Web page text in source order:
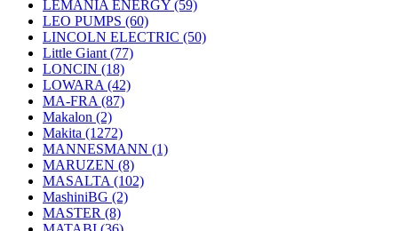
LEMANIA ENERGY (59)
LEO PUMPS (60)
LINCOLN ELECTRIC (50)
Little Giant (77)
LONCIN (18)
LOWARA (42)
MA-FRA (87)
Makalon (2)
Makita (1272)
MANNESMANN (1)
MARUZEN (8)
MASALTA (102)
MashiniBG (2)
MASTER (8)